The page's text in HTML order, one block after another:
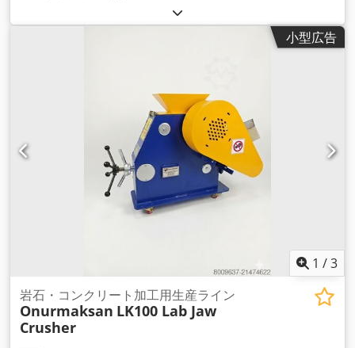
小型広告
1 /3
岩石・コンクリート加工用生産ライン
Onurmaksan LK100 Lab Jaw
Crusher